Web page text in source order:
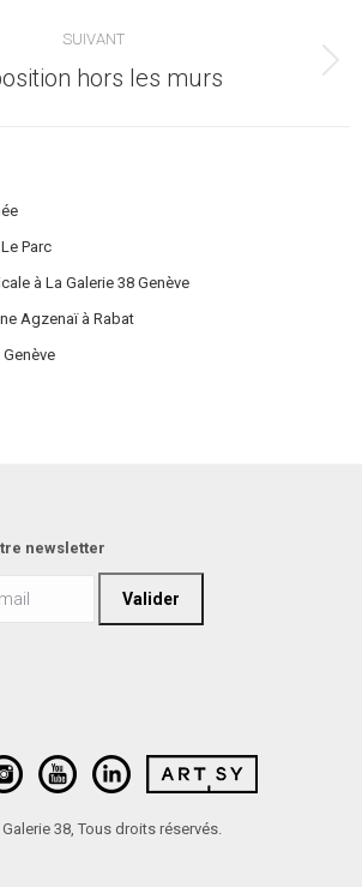
SUIVANT
Article
hors les murs
Parc
à La Galerie 38 Genève
Agzenaï à Rabat
newsletter
38, Tous droits réservés.